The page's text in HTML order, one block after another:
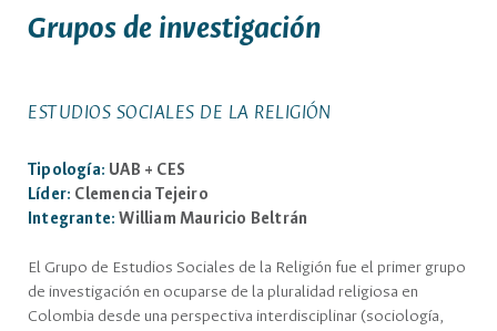
Grupos de investigación
ESTUDIOS SOCIALES DE LA RELIGIÓN
Tipología: UAB + CES
Líder: Clemencia Tejeiro
Integrante:William Mauricio Beltrán
El Grupo de Estudios Sociales de la Religión fue el primer grupo
de investigación en ocuparse de la pluralidad religiosa en
Colombia desde una perspectiva interdisciplinar (sociología,